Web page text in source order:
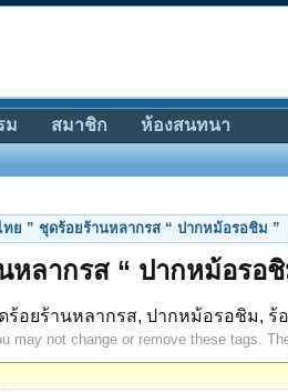
ทย ” ชุดร้อยร้านหลากรส “ ปากหม้อรอชิม ”
หลากรส “ ปากหม้อรอ
ร้อยร้านหลากรส, ปากหม้อรอชิม, ร้อ
may not change or remove these tags.
ม สมาชิก ห้องสนทนา